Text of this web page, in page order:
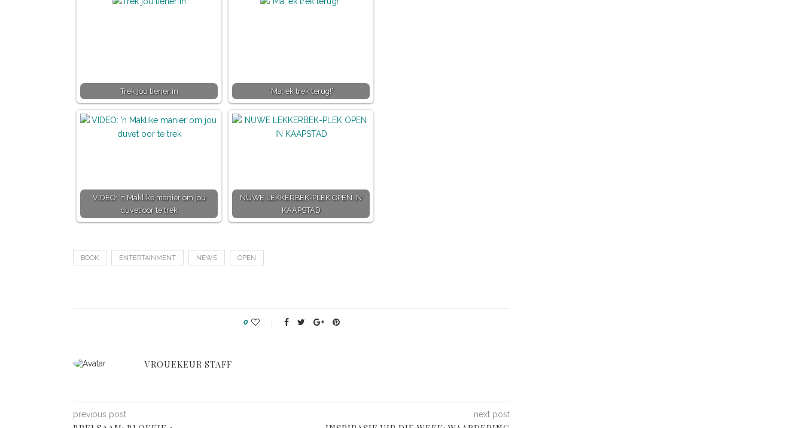
Trek jou tiener in “Ma, ek trek terug!”
VIDEO: ’n Maklike manier om jou
duvet oor te trek
NUWE LEKKERBEK-PLEK OPEN IN
KAAPSTAD
BOOK ENTERTAINMENT NEWS OPEN
0
VROUEKEUR STAFF
previous post next post